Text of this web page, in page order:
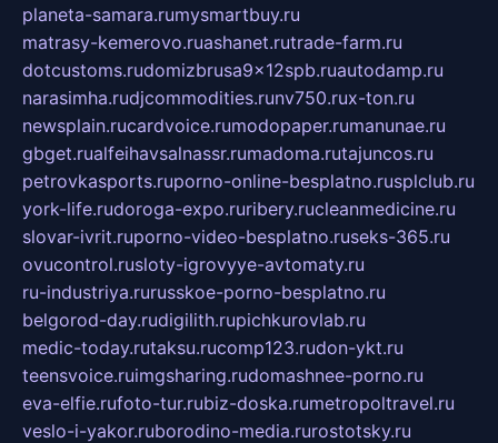
planeta-samara.rumysmartbuy.ru
matrasy-kemerovo.ruashanet.rutrade-farm.ru
dotcustoms.rudomizbrusa9x12spb.ruautodamp.ru
narasimha.rudjcommodities.runv750.rux-ton.ru
newsplain.rucardvoice.rumodopaper.rumanunae.ru
gbget.rualfeihavsalnassr.rumadoma.rutajuncos.ru
petrovkasports.ruporno-online-besplatno.rusplclub.ru
york-life.rudoroga-expo.ruribery.rucleanmedicine.ru
slovar-ivrit.ruporno-video-besplatno.ruseks-365.ru
ovucontrol.rusloty-igrovyye-avtomaty.ru
ru-industriya.rurusskoe-porno-besplatno.ru
belgorod-day.rudigilith.rupichkurovlab.ru
medic-today.rutaksu.rucomp123.rudon-ykt.ru
teensvoice.ruimgsharing.rudomashnee-porno.ru
eva-elfie.rufoto-tur.rubiz-doska.rumetropoltravel.ru
veslo-i-yakor.ruborodino-media.rurostotsky.ru